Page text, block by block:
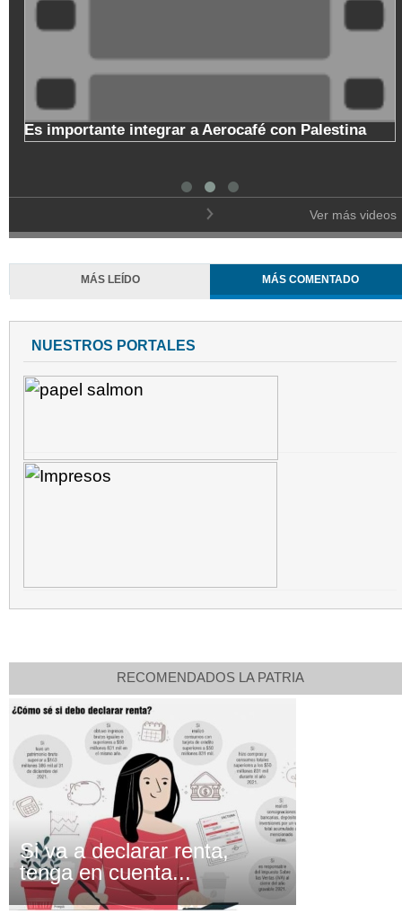
Es importante integrar a Aerocafé con Palestina
Ver más videos
MÁS LEÍDO MÁS COMENTADO
NUESTROS PORTALES
RECOMENDADOS LA PATRIA
Si va a declarar renta,
tenga en cuenta...